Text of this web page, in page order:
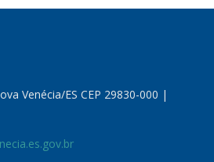
Venécia/ES CEP 29830-000 |